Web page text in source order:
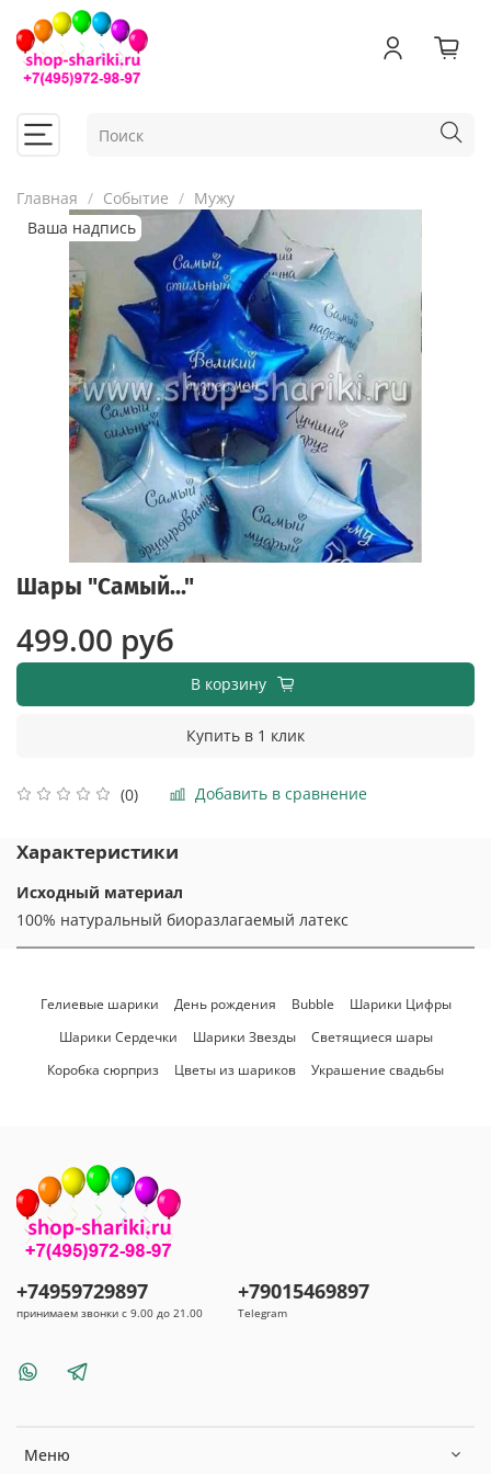
Главная Событие
Мужу
Ваша надпись
Шары "Самый..."
(0) Добавить в сравнение
499.00 руб
В корзину
Купить в 1 клик
Характеристики
Исходный материал
100% натуральный биоразлагаемый латекс
Гелиевые шарики День рождения Bubble
Шарики Цифры
Шарики Сердечки
Шарики Звезды
Светящиеся шары
Коробка сюрприз
Цветы из шариков Украшение свадьбы
Меню
+74959729897
принимаем звонки с 9.00 до 21.00
+79015469897
Telegram